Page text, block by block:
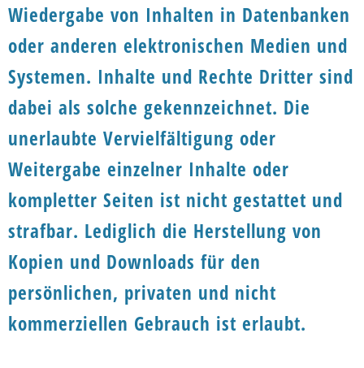
Wiedergabe von Inhalten in Datenbanken
oder anderen elektronischen Medien und
Systemen. Inhalte und Rechte Dritter sind
dabei als solche gekennzeichnet. Die
unerlaubte Vervielfältigung oder
Weitergabe einzelner Inhalte oder
kompletter Seiten ist nicht gestattet und
strafbar. Lediglich die Herstellung von
Kopien und Downloads für den
persönlichen, privaten und nicht
kommerziellen Gebrauch ist erlaubt.